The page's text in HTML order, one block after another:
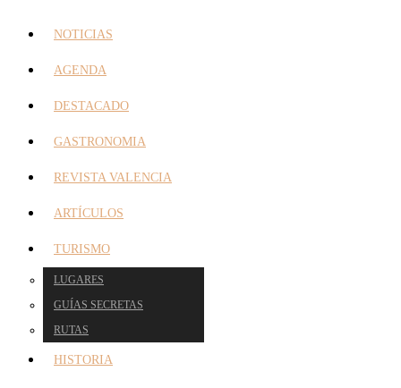
NOTICIAS
AGENDA
DESTACADO
GASTRONOMIA
REVISTA VALENCIA
ARTÍCULOS
TURISMO
LUGARES
GUÍAS SECRETAS
RUTAS
HISTORIA